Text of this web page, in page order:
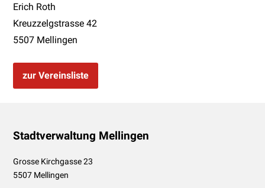
Erich Roth
Kreuzzelgstrasse 42
5507 Mellingen
zur Vereinsliste
Footer
Stadtverwaltung Mellingen
Grosse Kirchgasse 23
5507 Mellingen